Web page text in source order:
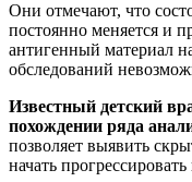
Они отмечают, что
постоянно меняется и
антигенный материал
обследований
Известный детский
похождении ряда
позволяет выявить
начать